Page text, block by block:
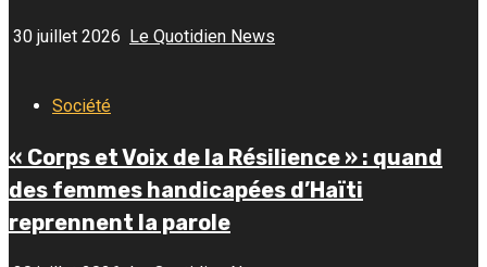
30 juillet 2026 Le Quotidien News
Société
« Corps et Voix de la Résilience » : quand
des femmes handicapées d’Haïti
reprennent la parole